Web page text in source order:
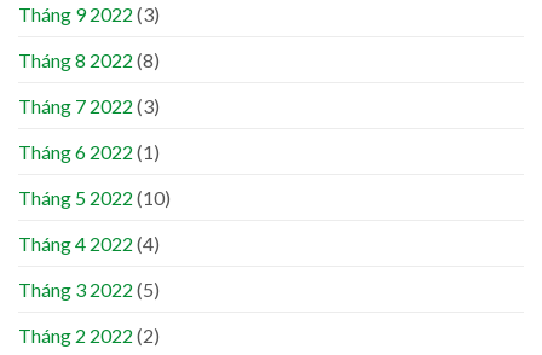
Tháng 9 2022 (3)
Tháng 8 2022 (8)
Tháng 7 2022 (3)
Tháng 6 2022 (1)
Tháng 5 2022 (10)
Tháng 4 2022 (4)
Tháng 3 2022 (5)
Tháng 2 2022 (2)